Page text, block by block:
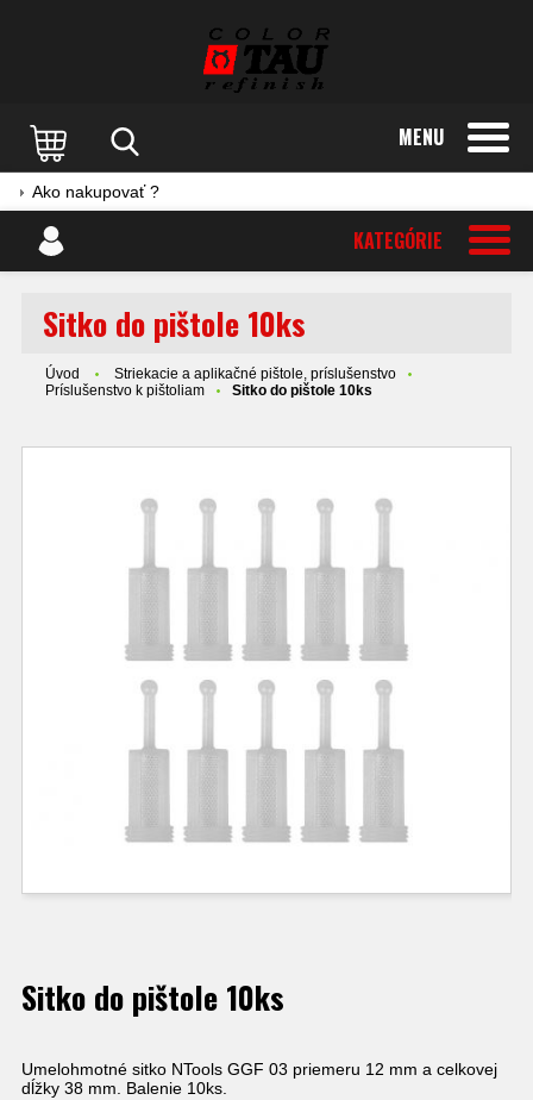
MENU
Ako nakupovať ?
KATEGÓRIE
Sitko do pištole 10ks
Úvod
Striekacie a aplikačné pištole, príslušenstvo
Príslušenstvo k pištoliam
Sitko do pištole 10ks
Sitko do pištole 10ks
Umelohmotné sitko NTools GGF 03 priemeru 12 mm a celkovej
dĺžky 38 mm. Balenie 10ks.